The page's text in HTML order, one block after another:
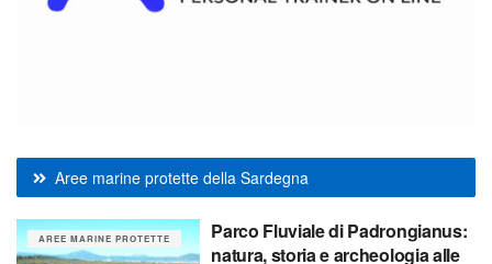
Aree marine protette della Sardegna
AREE MARINE PROTETTE
Parco Fluviale di Padrongianus:
natura, storia e archeologia alle